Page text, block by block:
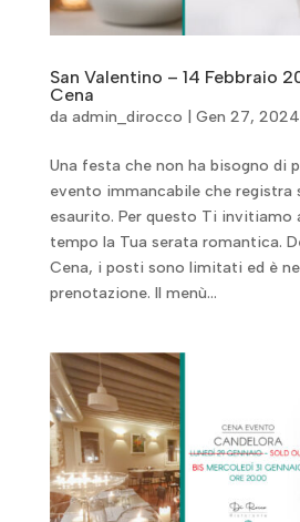
San Valentino – 14 Febbraio
Cena
da admin_dirocco Gen 27, 2024
Una festa che non ha bisogno di
evento immancabile che registra
esaurito. Per questo Ti invitiamo
tempo la Tua serata romantica.
Cena, i posti sono limitati ed è
prenotazione. Il menù...